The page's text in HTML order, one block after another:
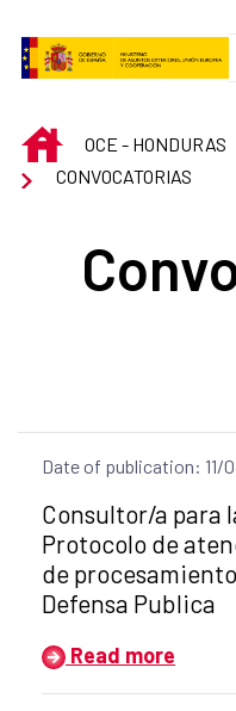
INICIOOCE - HONDURAS
CONVOCATORIAS
Date of publication: 11/
Title of the
Consultor/a para
Protocolo de
de
Defensa Publica
Read more